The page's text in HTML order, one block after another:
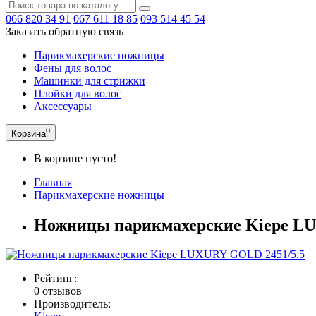
066 820 34 91 067 611 18 85 093 514 45 54
Заказать обратную связь
Парикмахерские ножницы
Фены для волос
Машинки для стрижки
Плойки для волос
Аксессуары
Корзина0
В корзине пусто!
Главная
Парикмахерские ножницы
Ножницы парикмахерские Kiepe
Рейтинг:
0 отзывов
Производитель: